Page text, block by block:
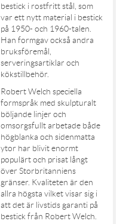
bestick i rostfritt stål, som
var ett nytt material i bestick
på 1950- och 1960-talen.
Han formgav också andra
bruksföremål,
serveringsartiklar och
kökstillbehör.
Robert Welch speciella
formspråk med skulpturalt
böljande linjer och
omsorgsfullt arbetade både
högblanka och sidenmatta
ytor har blivit enormt
populärt och prisat långt
över Storbritanniens
gränser. Kvaliteten är den
allra högsta vilket visar sig i
att det är livstids garanti på
bestick från Robert Welch.